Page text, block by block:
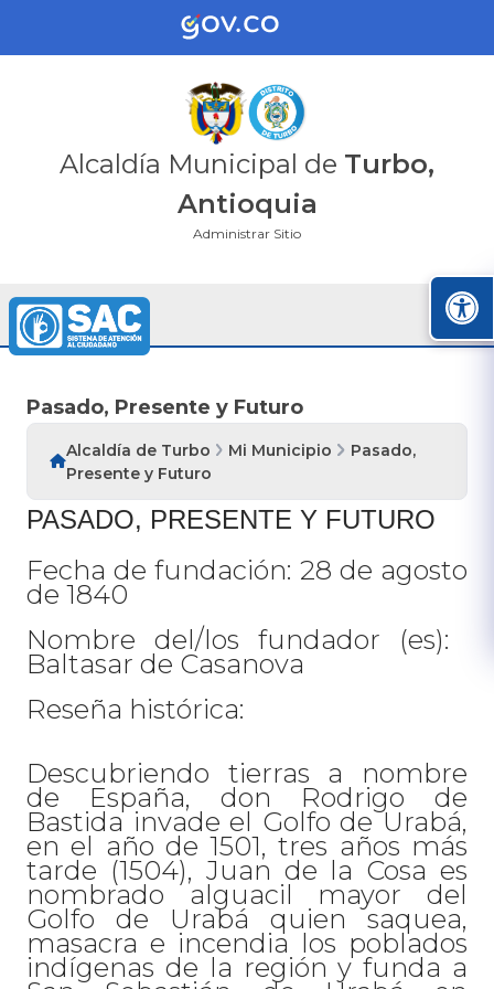
Alcaldía Municipal de Turbo,
Antioquia
Administrar Sitio
Pasado, Presente y Futuro
Alcaldía de Turbo Mi Municipio
Pasado,
Presente y Futuro
PASADO, PRESENTE Y FUTURO
Fecha de fundación: 28 de agosto
de 1840
Nombre del/los fundador (es): ​
Baltasar de Casanova
Reseña histórica:
Descubriendo tierras a nombre
de España, don Rodrigo de
Bastida invade el Golfo de Urabá,
en el año de 1501, tres años más
tarde (1504), Juan de la Cosa es
nombrado alguacil mayor del
Golfo de Urabá quien saquea,
masacra e incendia los poblados
indígenas de la región y funda a